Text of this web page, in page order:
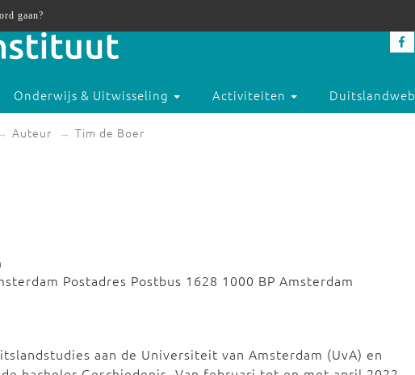
Onderwijs & Uitwisseling Activiteiten Duitslandweb
Auteur Tim de Boer
Postadres Postbus 1628 1000 BP Amsterdam
aan de Universiteit van Amsterdam (UvA) en
gaan?